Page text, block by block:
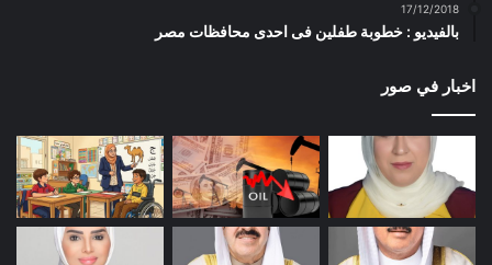
17/12/2018
بالفيديو : خطوبة طفلين فى احدى محافظات مصر
اخبار في صور